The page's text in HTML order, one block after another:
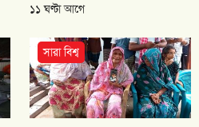
১১ ঘণ্টা আগে
সারা বিশ্ব